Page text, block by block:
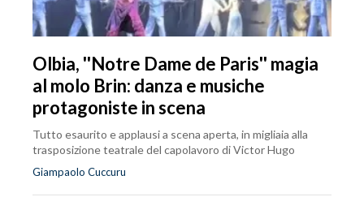
Olbia, ''Notre Dame de Paris'' magia
al molo Brin: danza e musiche
protagoniste in scena
Tutto esaurito e applausi a scena aperta, in migliaia alla
trasposizione teatrale del capolavoro di Victor Hugo
Giampaolo Cuccuru